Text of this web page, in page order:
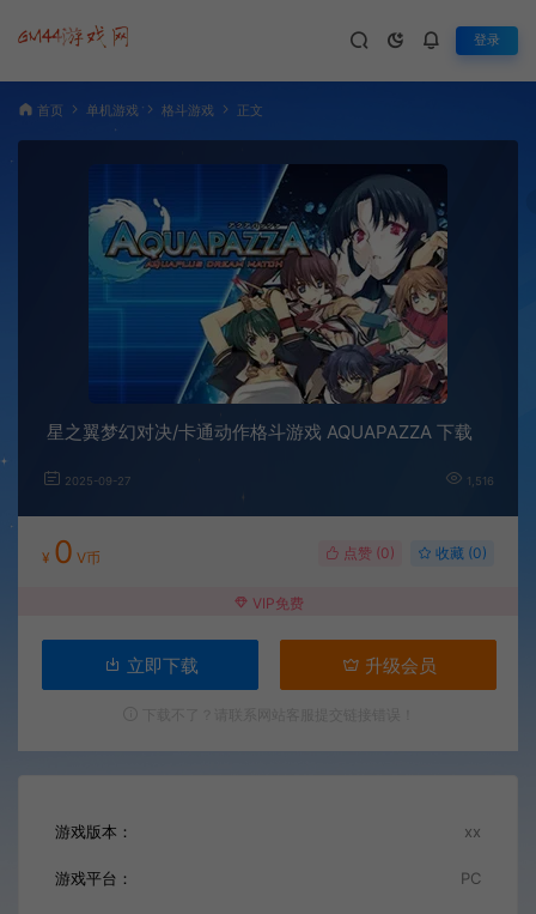
登录
首页 单机游戏 格斗游戏 正文
星之翼梦幻对决/卡通动作格斗游戏 AQUAPAZZA 下载
2025-09-27 1,516
¥ 0 V币 点赞 (0) 收藏 (0)
VIP免费
立即下载 升级会员
游戏版本： xx
游戏平台： PC